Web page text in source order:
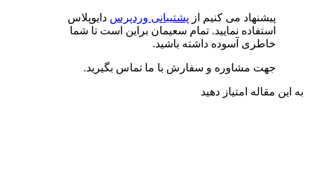
پیشنهاد می کنیم از پشتیبانی وردپرس دایوپلاس
استفاده نمایید. تمام سعیمان براین است تا شما
خاطری آسوده داشته باشید.
جهت مشاوره و سفارش با ما تماس بگیرید.
به این مقاله امتیاز دهید